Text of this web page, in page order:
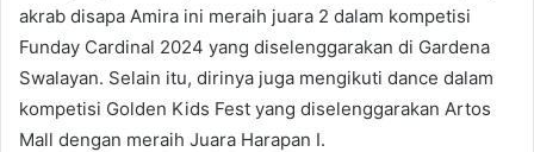
akrab disapa Amira ini meraih juara 2 dalam kompetisi
Funday Cardinal 2024 yang diselenggarakan di Gardena
Swalayan. Selain itu, dirinya juga mengikuti dance dalam
kompetisi Golden Kids Fest yang diselenggarakan Artos
Mall dengan meraih Juara Harapan I.